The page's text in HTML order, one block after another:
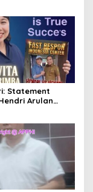
Statement
Arulan